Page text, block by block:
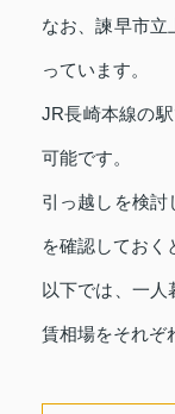
なお、諫早市立
っています。
JR長崎本線の
可能です。
引っ越しを検討
を確認しておく
以下では、一
賃相場をそれぞ